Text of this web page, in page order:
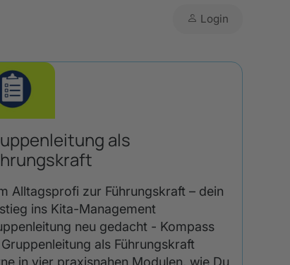
Login
als
Alltagsprofi zur Führungskraft – dein
ins Kita-Management
neu gedacht - Kompass
als Führungskraft
in vier praxisnahen Modulen, wie Du